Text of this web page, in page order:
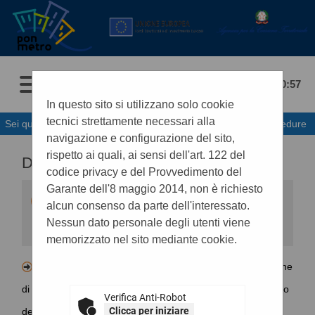
09/08/2026 00:57
Sei qui: Home» Procedure d'appalto e contratti Gare e procedure
In questo sito si utilizzano solo cookie
tecnici strettamente necessari alla
navigazione e configurazione del sito,
rispetto ai quali, ai sensi dell'art. 122 del
codice privacy e del Provvedimento del
Garante dell'8 maggio 2014, non è richiesto
alcun consenso da parte dell'interessato.
Nessun dato personale degli utenti viene
memorizzato nel sito mediante cookie.
Verifica Anti-Robot
Clicca per iniziare
DATI APERTI BDNCP
Viene qui riportato il collegamento ipertestuale
che rinvia ai dati relativi all'intero ciclo di vita del
contratto contenuti nella BDNCP (Banca Dati
Nazionale dei Contratti Pubblici istituita da
ANAC). Tale collegamento garantisce un
all'esecuzione.
Lotto - CIG B8F2797DE3 - servizi per la realizzazione
di attività sociali, ludiche ed educative per linfanzia allinterno
della CITTA DEI RAGAZZI del Comune di Palermo